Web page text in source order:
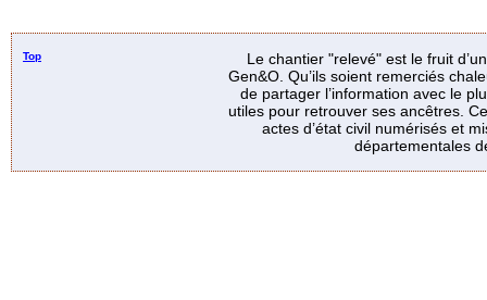
Top
Le chantier "relevé" est le fruit
Gen&O. Qu’ils soient remerciés
de partager l’information avec le
utiles pour retrouver ses ancêtres.
actes d’état civil numérisés et
départementales